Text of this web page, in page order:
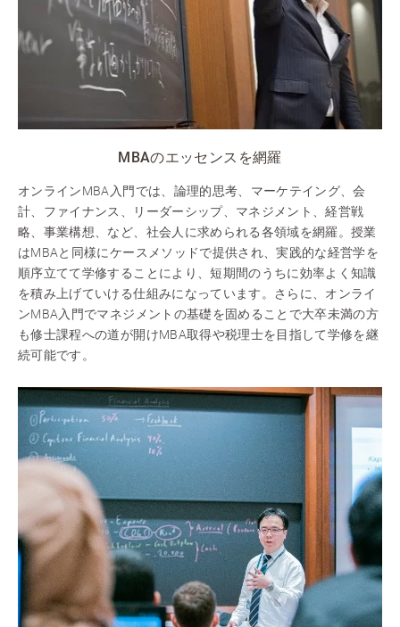
MBAのエッセンスを網羅
オンラインMBA入門では、論理的思考、マーケテイング、会
計、ファイナンス、リーダーシップ、マネジメント、経営戦
略、事業構想、など、社会人に求められる各領域を網羅。授業
はMBAと同様にケースメソッドで提供され、実践的な経営学を
順序立てて学修することにより、短期間のうちに効率よく知識
を積み上げていける仕組みになっています。さらに、オンライ
ンMBA入門でマネジメントの基礎を固めることで大卒未満の方
も修士課程への道が開けMBA取得や税理士を目指して学修を継
続可能です。